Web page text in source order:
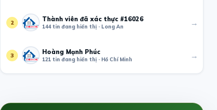
2 Thành viên đã xác thực #16026
144 tin đang hiển thị · Long An →
3 Hoàng Mạnh Phúc
121 tin đang hiển thị · Hồ Chí Minh →